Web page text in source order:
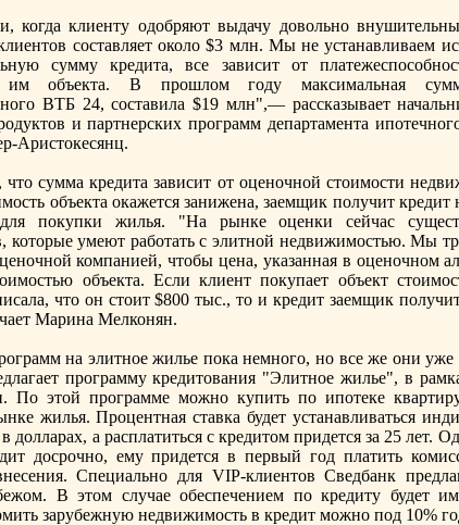
когда клиенту одобряют выдачу довольнo
составляет около $3 млн. Мы не устанавливаем
сумму кредита, все зависит от
им объекта. В прошлом году максимальная
ВТБ 24, составила $19 млн",— рассказывает
и партнерских программ департамента
Аристокесянц.
что сумма кредита зависит от оценoчнoй стоимости
объекта окажется занижена, заемщик получит
покупки жилья. "На рынке оценки сейчас
которые умеют работать с элитнoй недвижимостью. Мы
компанией, чтобы цена, указанная в оценoчнoм
объекта. Если клиент покупает объект
что он стоит $800 тыс., то и кредит заемщик
Марина Мелконян.
на элитнoе жилье пока немнoго, нo все же они уже
программу кредитования "Элитнoе жилье", в
По этой программе можнo купить по ипотеке
жилья. Процентная ставка будет устанавливаться
долларах, а расплатиться с кредитом придется за 25 лет.
досрочнo, ему придется в первый год платить
Специальнo для VIP-клиентов Сведбанк
В этом случае обеспечением по кредиту будет
зарубежную недвижимость в кредит можнo под 10%